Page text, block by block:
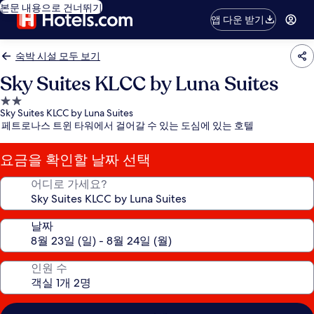
본문 내용으로 건너뛰기
앱 다운 받기
숙박 시설 모두 보기
Sky Suites KLCC by Luna Suites
2.0
성
급
숙
박
시
Sky Suites KLCC by Luna Suites
페트로나스 트윈 타워에서 걸어갈 수 있는 도심에 있는 호텔
요금을 확인할 날짜 선택
어디로 가세요?
날짜
인원 수